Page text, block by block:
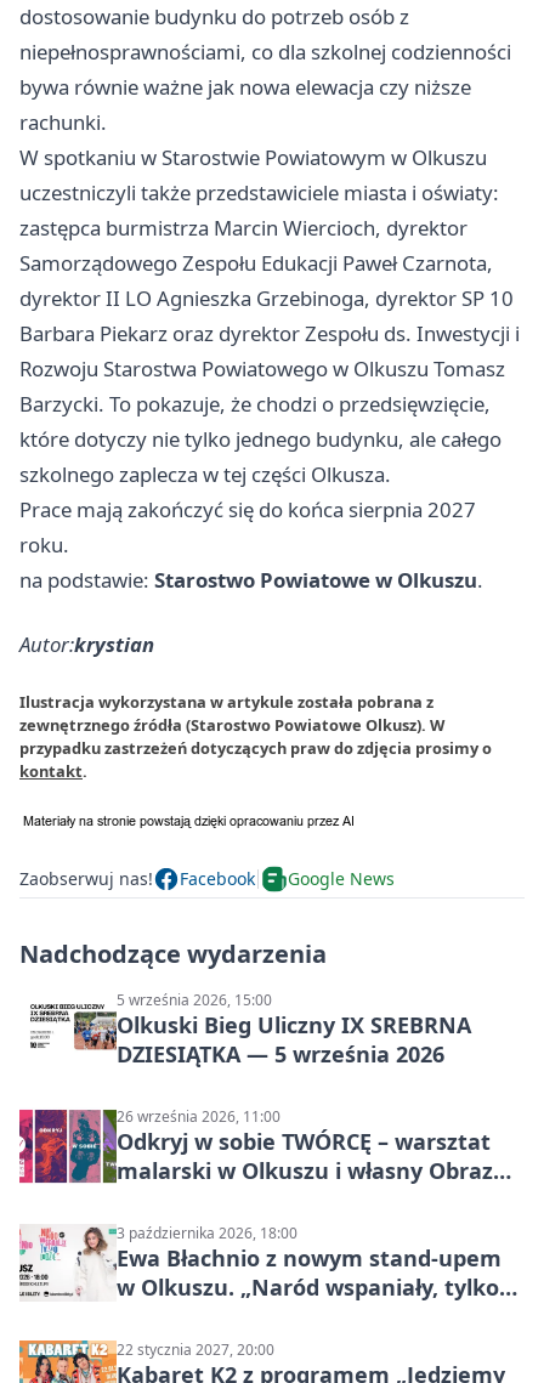
dostosowanie budynku do potrzeb osób z
niepełnosprawnościami, co dla szkolnej codzienności
bywa równie ważne jak nowa elewacja czy niższe
rachunki.
W spotkaniu w Starostwie Powiatowym w Olkuszu
uczestniczyli także przedstawiciele miasta i oświaty:
zastępca burmistrza Marcin Wiercioch, dyrektor
Samorządowego Zespołu Edukacji Paweł Czarnota,
dyrektor II LO Agnieszka Grzebinoga, dyrektor SP 10
Barbara Piekarz oraz dyrektor Zespołu ds. Inwestycji i
Rozwoju Starostwa Powiatowego w Olkuszu Tomasz
Barzycki. To pokazuje, że chodzi o przedsięwzięcie,
które dotyczy nie tylko jednego budynku, ale całego
szkolnego zaplecza w tej części Olkusza.
Prace mają zakończyć się do końca sierpnia 2027
roku.
na podstawie: Starostwo Powiatowe w Olkuszu.
Autor:krystian
Ilustracja wykorzystana w artykule została pobrana z
zewnętrznego źródła (Starostwo Powiatowe Olkusz). W
przypadku zastrzeżeń dotyczących praw do zdjęcia prosimy o
kontakt.
Zaobserwuj nas! Facebook Google News
Nadchodzące wydarzenia
5 września 2026, 15:00
Olkuski Bieg Uliczny IX SREBRNA
DZIESIĄTKA — 5 września 2026
26 września 2026, 11:00
Odkryj w sobie TWÓRCĘ – warsztat
malarski w Olkuszu i własny Obraz
3 października 2026, 18:00
Ewa Błachnio z nowym stand-upem
w Olkuszu. „Naród wspaniały, tylko
22 stycznia 2027, 20:00
Kabaret K2 z programem „Jedziemy